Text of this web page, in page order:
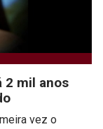
2 mil anos
vez o